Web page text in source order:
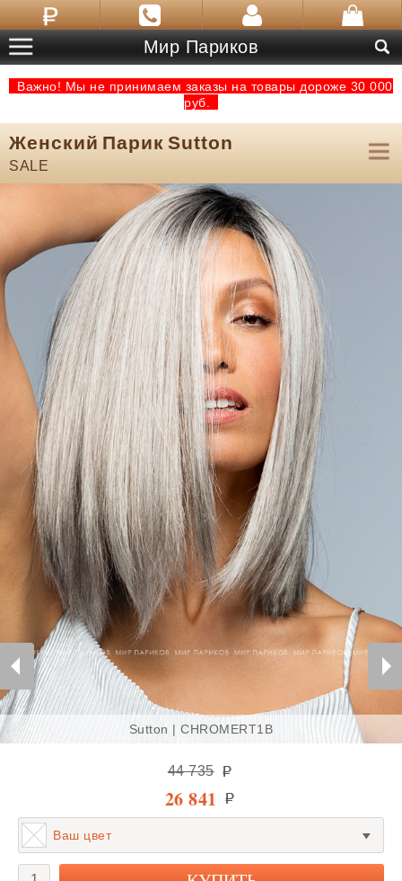
Мир Париков
Важно! Мы не принимаем заказы на товары дороже 30 000
руб.
Женский Парик Sutton
SALE
44 735
26 841
Ваш цвет
Sutton | CHROMERT1B